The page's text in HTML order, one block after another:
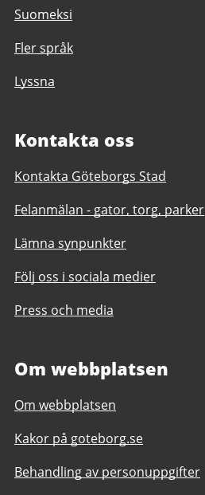
Suomeksi
Fler språk
Lyssna
Kontakta oss
Kontakta Göteborgs Stad
Felanmälan - gator, torg, parker
Lämna synpunkter
Följ oss i sociala medier
Press och media
Om webbplatsen
Om webbplatsen
Kakor på goteborg.se
Behandling av personuppgifter